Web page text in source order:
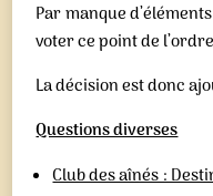
Par manque
voter ce point de
La décision est donc
Questions diverses
Club des aînés :